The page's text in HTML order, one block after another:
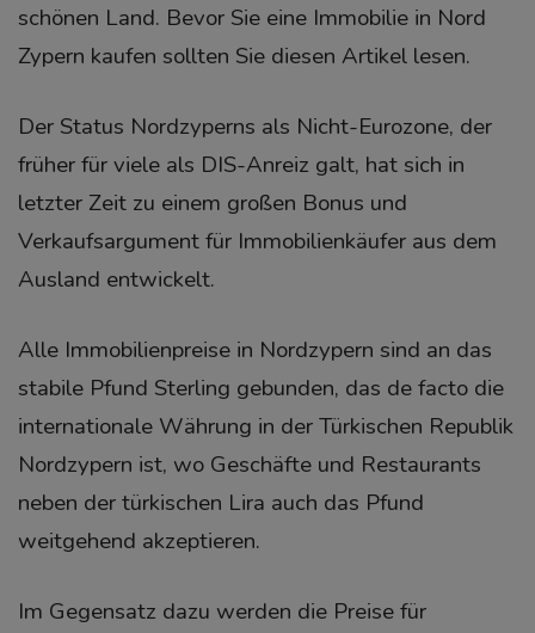
schönen Land. Bevor Sie eine Immobilie in Nord
Zypern kaufen sollten Sie diesen Artikel lesen.
Der Status Nordzyperns als Nicht-Eurozone, der
früher für viele als DIS-Anreiz galt, hat sich in
letzter Zeit zu einem großen Bonus und
Verkaufsargument für Immobilienkäufer aus dem
Ausland entwickelt.
Alle Immobilienpreise in Nordzypern sind an das
stabile Pfund Sterling gebunden, das de facto die
internationale Währung in der Türkischen Republik
Nordzypern ist, wo Geschäfte und Restaurants
neben der türkischen Lira auch das Pfund
weitgehend akzeptieren.
Im Gegensatz dazu werden die Preise für